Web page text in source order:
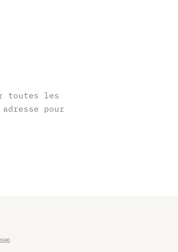
toutes les
pour